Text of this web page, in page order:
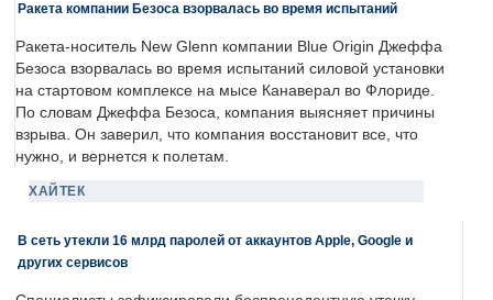
Ракета компании Безоса взорвалась во время испытаний
Ракета-носитель New Glenn компании Blue Origin Джеффа
Безоса взорвалась во время испытаний силовой установки
на стартовом комплексе на мысе Канаверал во Флориде.
По словам Джеффа Безоса, компания выясняет причины
взрыва. Он заверил, что компания восстановит все, что
нужно, и вернется к полетам.
ХАЙТЕК
В сеть утекли 16 млрд паролей от аккаунтов Apple, Google и
других сервисов